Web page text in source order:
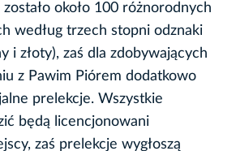
około 100 różnorodnych
według trzech stopni odznaki
i złoty), zaś dla zdobywających
z Pawim Piórem dodatkowo
prelekcje. Wszystkie
będą licencjonowani
zaś prelekcje wygłoszą